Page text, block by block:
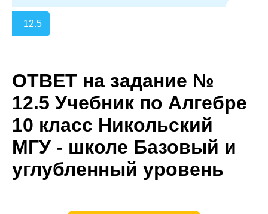
12.5
ОТВЕТ на задание №
12.5 Учебник по Алгебре
10 класс Никольский
МГУ - школе Базовый и
углубленный уровень